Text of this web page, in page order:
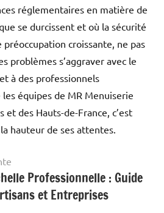
réglementaires en matière de
se durcissent et où la sécurité
croissante, ne pas
problèmes s’aggraver avec le
à des professionnels
équipes de MR Menuiserie
et des Hauts-de-France, c’est
hauteur de ses attentes.
Professionnelle : Guide
et Entreprises